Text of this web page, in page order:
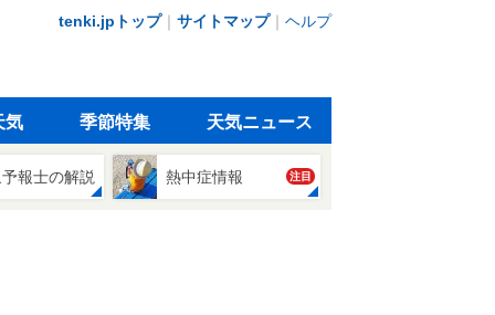
tenki.jpトップ｜ サイトマップ｜ ヘルプ
気 季節特集 天気ニュース
報士の解説 熱中症情報 注目